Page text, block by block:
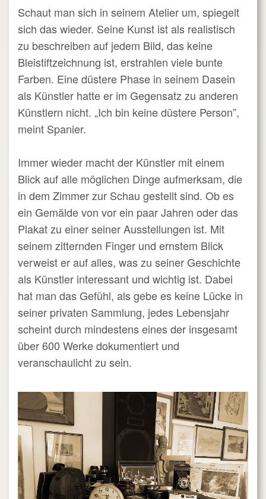
Schaut man sich in seinem Atelier um, spiegelt
sich das wieder. Seine Kunst ist als realistisch
zu beschreiben auf jedem Bild, das keine
Bleistiftzeichnung ist, erstrahlen viele bunte
Farben. Eine düstere Phase in seinem Dasein
als Künstler hatte er im Gegensatz zu anderen
Künstlern nicht. „Ich bin keine düstere Person”,
meint Spanier.
Immer wieder macht der Künstler mit einem
Blick auf alle möglichen Dinge aufmerksam, die
in dem Zimmer zur Schau gestellt sind. Ob es
ein Gemälde von vor ein paar Jahren oder das
Plakat zu einer seiner Ausstellungen ist. Mit
seinem zitternden Finger und ernstem Blick
verweist er auf alles, was zu seiner Geschichte
als Künstler interessant und wichtig ist. Dabei
hat man das Gefühl, als gebe es keine Lücke in
seiner privaten Sammlung, jedes Lebensjahr
scheint durch mindestens eines der insgesamt
über 600 Werke dokumentiert und
veranschaulicht zu sein.